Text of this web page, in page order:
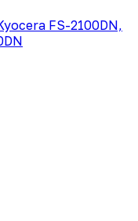
FS-2100DN,